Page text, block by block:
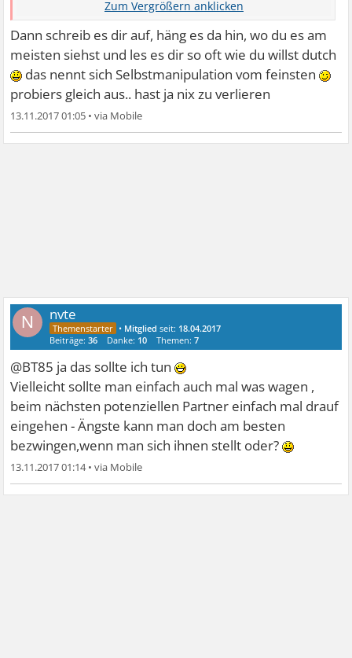
wie man dem entkommt..
und irgendwie stresst es mich von Zeit zu Zeit mehr was
alles nur schlimmer macht
Dann schreib es dir auf, häng es da hin, wo du es am
meisten siehst und les es dir so oft wie du willst dutch
das nennt sich Selbstmanipulation vom feinsten
probiers gleich aus.. hast ja nix zu verlieren
13.11.2017 01:05 •
N nvte
• Mitglied seit: 18.04.2017
Beiträge:36 Danke: 10 Themen:7
@BT85 ja das sollte ich tun
Vielleicht sollte man einfach auch mal was wagen ,
beim nächsten potenziellen Partner einfach mal drauf
eingehen - Ängste kann man doch am besten
bezwingen,wenn man sich ihnen stellt oder?
13.11.2017 01:14•